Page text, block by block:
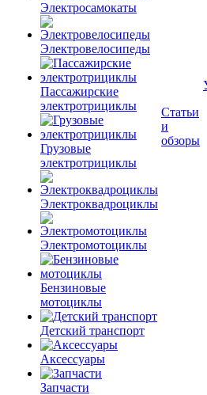
Электросамокаты
Электровелосипеды
Пассажирские
электротрициклы
Грузовые
электротрициклы
Электроквадроциклы
Электромотоциклы
Бензиновые
мотоциклы
Детский транспорт
Аксессуары
Запчасти
Статьи
и
обзоры